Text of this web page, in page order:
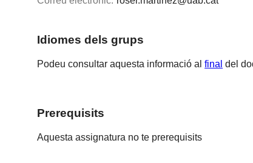
Idiomes dels grups
Podeu consultar aquesta informació alfinal del
Prerequisits
Aquesta assignatura no te prerequisits